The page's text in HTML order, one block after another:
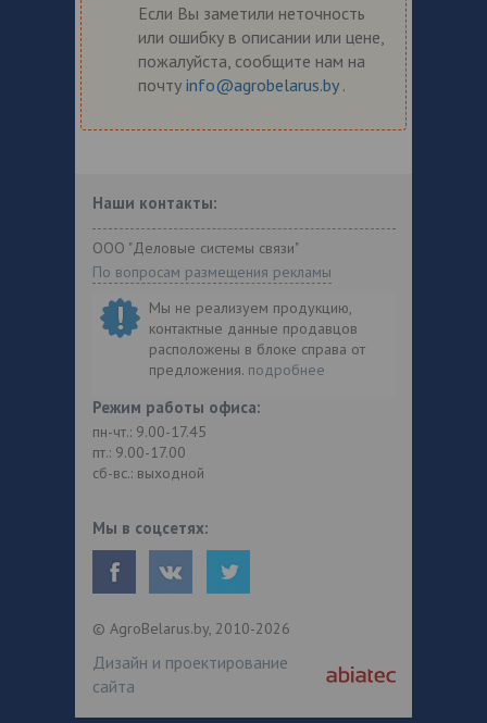
Если Вы заметили неточность
или ошибку в описании или цене,
пожалуйста, сообщите нам на
почту info@agrobelarus.by .
Наши контакты:
ООО "Деловые системы связи"
По вопросам размещения рекламы
Мы не реализуем продукцию,
контактные данные продавцов
расположены в блоке справа от
предложения. подробнее
Режим работы офиса:
пн-чт.: 9.00-17.45
пт.: 9.00-17.00
сб-вс.: выходной
Мы в соцсетях:
© AgroBelarus.by, 2010-2026
Дизайн и проектирование
сайта